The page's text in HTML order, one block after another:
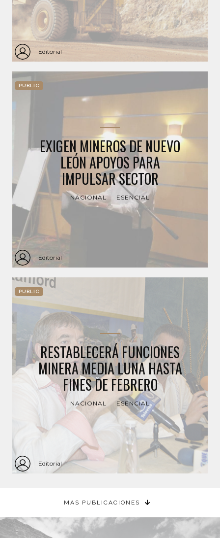
Editorial
PUBLIC
EXIGEN MINEROS DE NUEVO
LEÓN APOYOS PARA
IMPULSAR SECTOR
NACIONAL ESENCIAL
Editorial
PUBLIC
RESTABLECERÁ FUNCIONES
MINERA MEDIA LUNA HASTA
FINES DE FEBRERO
NACIONAL ESENCIAL
Editorial
MAS PUBLICACIONES